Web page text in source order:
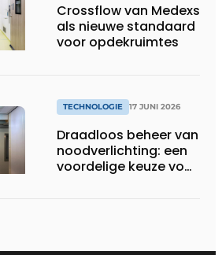
Crossflow van Medexs
als nieuwe standaard
voor opdekruimtes
TECHNOLOGIE 17 JUNI 2026
Draadloos beheer van
noodverlichting: een
voordelige keuze voor